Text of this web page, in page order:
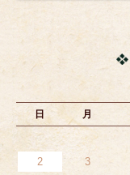
日 月
2
3